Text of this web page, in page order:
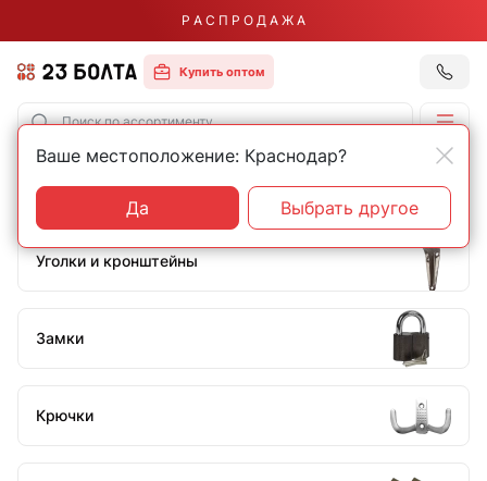
Р А С П Р О Д А Ж А
Купить оптом
Главная Бытовой крепеж и фурнитура
Бытовой крепеж и фурнитура
Уголки и кронштейны
Замки
Крючки
Ваше местоположение: Краснодар?
Да Выбрать другое